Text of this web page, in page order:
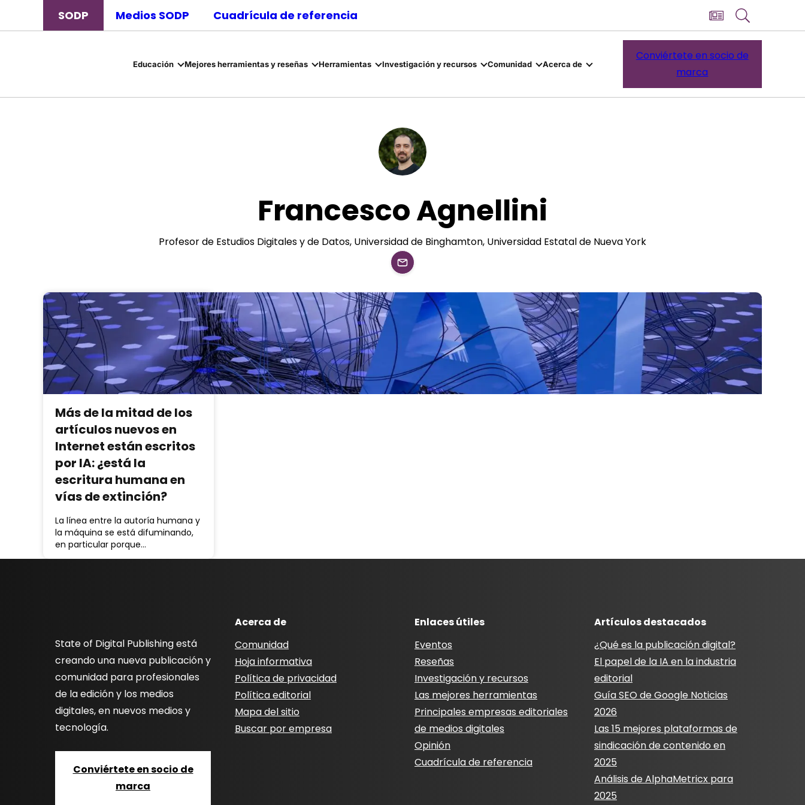
SODP Medios SODP Cuadrícula de referencia
Educación Mejores herramientas y reseñas Herramientas Investigación y recursos Comunidad Acerca de
Conviértete en socio de
marca
Francesco Agnellini
Profesor de Estudios Digitales y de Datos, Universidad de Binghamton, Universidad Estatal de Nueva York
Más de la mitad de los
artículos nuevos en
Internet están escritos
por IA: ¿está la
escritura humana en
vías de extinción?
La línea entre la autoría humana y
la máquina se está difuminando,
en particular porque…
State of Digital Publishing está
creando una nueva publicación y
comunidad para profesionales
de la edición y los medios
digitales, en nuevos medios y
tecnología.
Conviértete en socio de
marca
Acerca de
Comunidad
Hoja informativa
Política de privacidad
Política editorial
Mapa del sitio
Buscar por empresa
Enlaces útiles
Eventos
Reseñas
Investigación y recursos
Las mejores herramientas
Principales empresas editoriales
de medios digitales
Opinión
Cuadrícula de referencia
Artículos destacados
¿Qué es la publicación digital?
El papel de la IA en la industria
editorial
Guía SEO de Google Noticias
2026
Las 15 mejores plataformas de
sindicación de contenido en
2025
Análisis de AlphaMetricx para
2025